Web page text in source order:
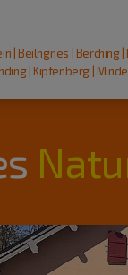
| Beilngries | Berching
| Kipfenberg |